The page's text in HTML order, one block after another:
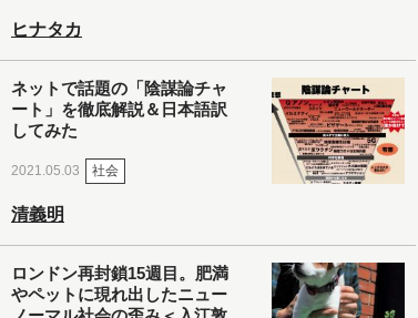
ヒナタカ
ネットで話題の「陰謀論チャ
ート」を徹底解説＆日本語訳
してみた
2021.05.03 社会
清義明
ロンドン再封鎖15週目。肥満
やペットに現れ出したニュー